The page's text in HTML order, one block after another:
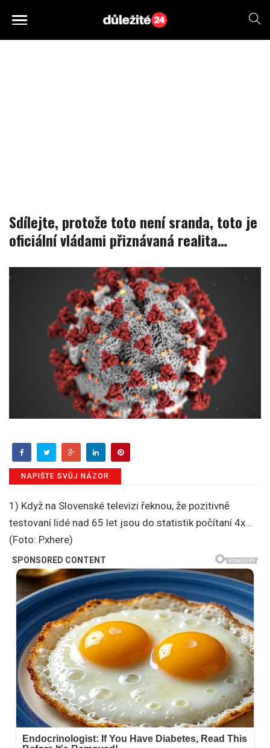
Sdílejte, protože toto není sranda, toto je
oficiální vládami přiznávaná realita…
NAPIŠTE SVŮJ NÁZOR
1) Když na Slovenské televizi řeknou, že pozitivně
testovaní lidé nad 65 let jsou do statistik počítaní 4x…
(Foto: Pxhere)